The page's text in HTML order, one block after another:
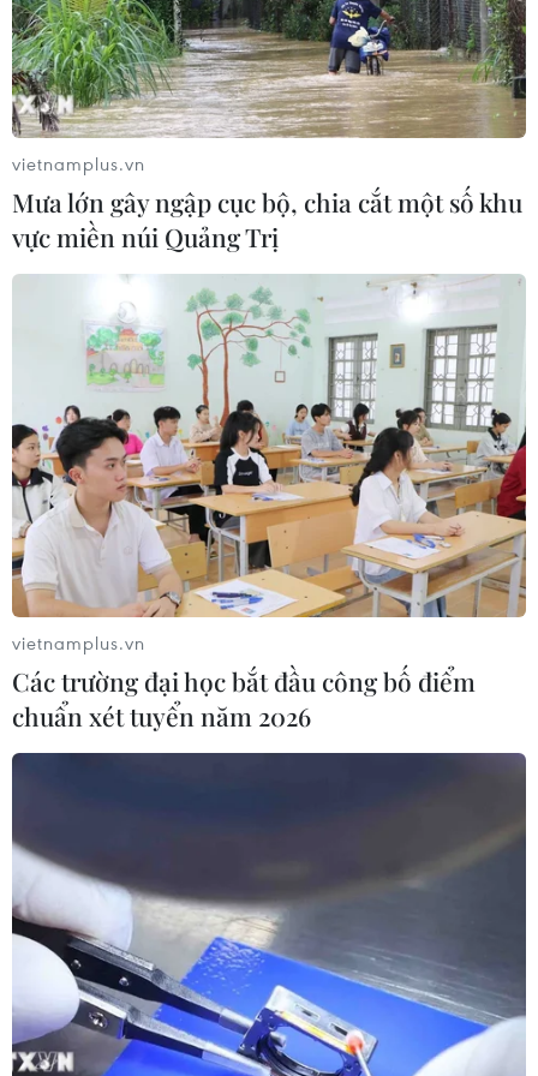
Sông Hồng và khát vọng kiến tạo Hà
Nội trở thành đô thị toàn cầu
Nông sản Việt Nam còn nhiều dư địa
tại thị trường Algeria
08/08/2026 12:55
Kết luận thanh tra về cơ sở nhà, đất
dôi dư sau sắp xếp tại thành phố Hải
Phòng
08/08/2026 12:53
Động lực mới cho hợp tác thương
mại Việt Nam-Australia
08/08/2026 11:05
Giải quyết khó khăn, vướng mắc
trong lĩnh vực thuế và hải quan
08/08/2026 09:54
vietnamplus.vn
Mưa lớn gây ngập cục bộ, chia cắt một số khu
vực miền núi Quảng Trị
vietnamplus.vn
Các trường đại học bắt đầu công bố điểm
chuẩn xét tuyển năm 2026